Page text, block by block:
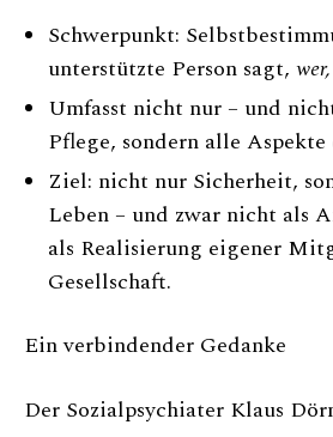
Schwerpunkt:
unterstützte Person sagt,
Umfasst nicht nur – und
Pflege, sondern alle
Ziel: nicht nur Sicherheit,
Leben – und zwar nicht als
als Realisierung eigener
Gesellschaft.
Ein verbindender Gedanke
Der Sozialpsychiater Klaus